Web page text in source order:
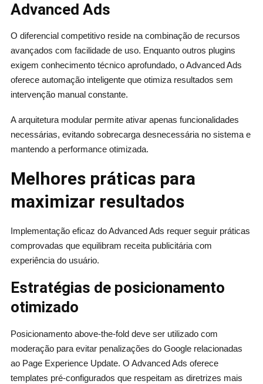
Advanced Ads
O diferencial competitivo reside na combinação de recursos
avançados com facilidade de uso. Enquanto outros plugins
exigem conhecimento técnico aprofundado, o Advanced Ads
oferece automação inteligente que otimiza resultados sem
intervenção manual constante.
A arquitetura modular permite ativar apenas funcionalidades
necessárias, evitando sobrecarga desnecessária no sistema e
mantendo a performance otimizada.
Melhores práticas para
maximizar resultados
Implementação eficaz do Advanced Ads requer seguir práticas
comprovadas que equilibram receita publicitária com
experiência do usuário.
Estratégias de posicionamento
otimizado
Posicionamento above-the-fold deve ser utilizado com
moderação para evitar penalizações do Google relacionadas
ao Page Experience Update. O Advanced Ads oferece
templates pré-configurados que respeitam as diretrizes mais